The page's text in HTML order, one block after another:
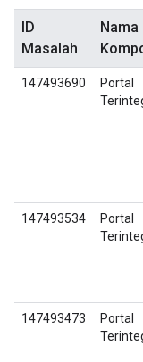
ID
Masalah
Nama
147493690
Portal
147493534
Portal
147493473
Portal